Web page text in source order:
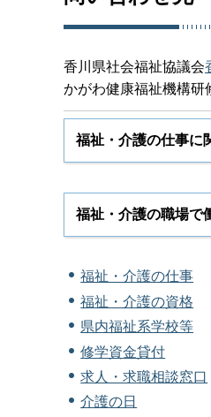
香川県社会福祉協議会
かがわ健康福祉機構研
福祉・介護の仕事に
福祉・介護の職場で
福祉・介護の仕事
福祉・介護の資格
県内福祉系学校等
修学資金貸付
求人・求職相談窓口
介護の日